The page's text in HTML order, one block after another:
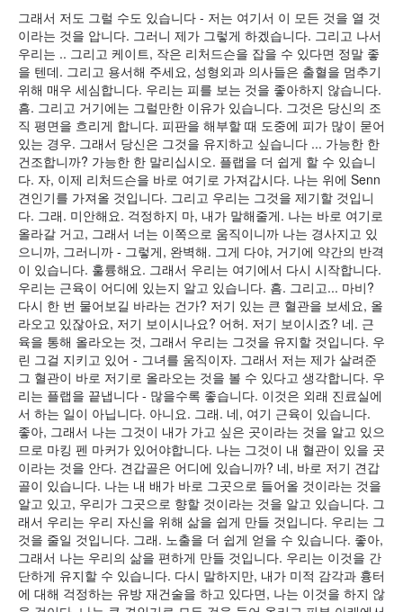
그래서 저도 그럴 수도 있습니다 - 저는 여기서 이 모든 것을 열 것
이라는 것을 압니다. 그러니 제가 그렇게 하겠습니다. 그리고 나서
우리는 .. 그리고 케이트, 작은 리처드슨을 잡을 수 있다면 정말 좋
을 텐데. 그리고 용서해 주세요, 성형외과 의사들은 출혈을 멈추기
위해 매우 세심합니다. 우리는 피를 보는 것을 좋아하지 않습니다.
흠. 그리고 거기에는 그럴만한 이유가 있습니다. 그것은 당신의 조
직 평면을 흐리게 합니다. 피판을 해부할 때 도중에 피가 많이 묻어
있는 경우. 그래서 당신은 그것을 유지하고 싶습니다 ... 가능한 한
건조합니까? 가능한 한 말리십시오. 플랩을 더 쉽게 할 수 있습니
다. 자, 이제 리처드슨을 바로 여기로 가져갑시다. 나는 위에 Senn
견인기를 가져올 것입니다. 그리고 우리는 그것을 제기할 것입니
다. 그래. 미안해요. 걱정하지 마, 내가 말해줄게. 나는 바로 여기로
올라갈 거고, 그래서 너는 이쪽으로 움직이니까 나는 경사지고 있
으니까, 그러니까 - 그렇게, 완벽해. 그게 다야, 거기에 약간의 반격
이 있습니다. 훌륭해요. 그래서 우리는 여기에서 다시 시작합니다.
우리는 근육이 어디에 있는지 알고 있습니다. 흠. 그리고... 마비?
다시 한 번 물어보길 바라는 건가? 저기 있는 큰 혈관을 보세요, 올
라오고 있잖아요, 저기 보이시나요? 어허. 저기 보이시죠? 네. 근
육을 통해 올라오는 것, 그래서 우리는 그것을 유지할 것입니다. 우
린 그걸 지키고 있어 - 그녀를 움직이자. 그래서 저는 제가 살려준
그 혈관이 바로 저기로 올라오는 것을 볼 수 있다고 생각합니다. 우
리는 플랩을 끝냅니다 - 많을수록 좋습니다. 이것은 외래 진료실에
서 하는 일이 아닙니다. 아니요. 그래. 네, 여기 근육이 있습니다.
좋아, 그래서 나는 그것이 내가 가고 싶은 곳이라는 것을 알고 있으
므로 마킹 펜 마커가 있어야합니다. 나는 그것이 내 혈관이 있을 곳
이라는 것을 안다. 견갑골은 어디에 있습니까? 네, 바로 저기 견갑
골이 있습니다. 나는 내 배가 바로 그곳으로 들어올 것이라는 것을
알고 있고, 우리가 그곳으로 향할 것이라는 것을 알고 있습니다. 그
래서 우리는 우리 자신을 위해 삶을 쉽게 만들 것입니다. 우리는 그
것을 줄일 것입니다. 그래. 노출을 더 쉽게 얻을 수 있습니다. 좋아,
그래서 나는 우리의 삶을 편하게 만들 것입니다. 우리는 이것을 간
단하게 유지할 수 있습니다. 다시 말하지만, 내가 미적 감각과 흉터
에 대해 걱정하는 유방 재건술을 하고 있다면, 나는 이것을 하지 않